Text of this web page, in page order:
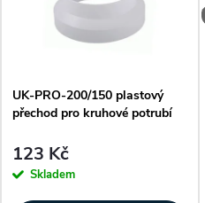
ů
UK-PRO-200/150 plastový
přechod pro kruhové potrubí
123 Kč
Skladem